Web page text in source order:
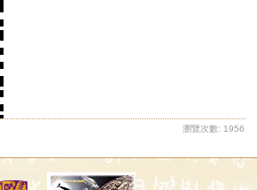
瀏覽次數: 1956